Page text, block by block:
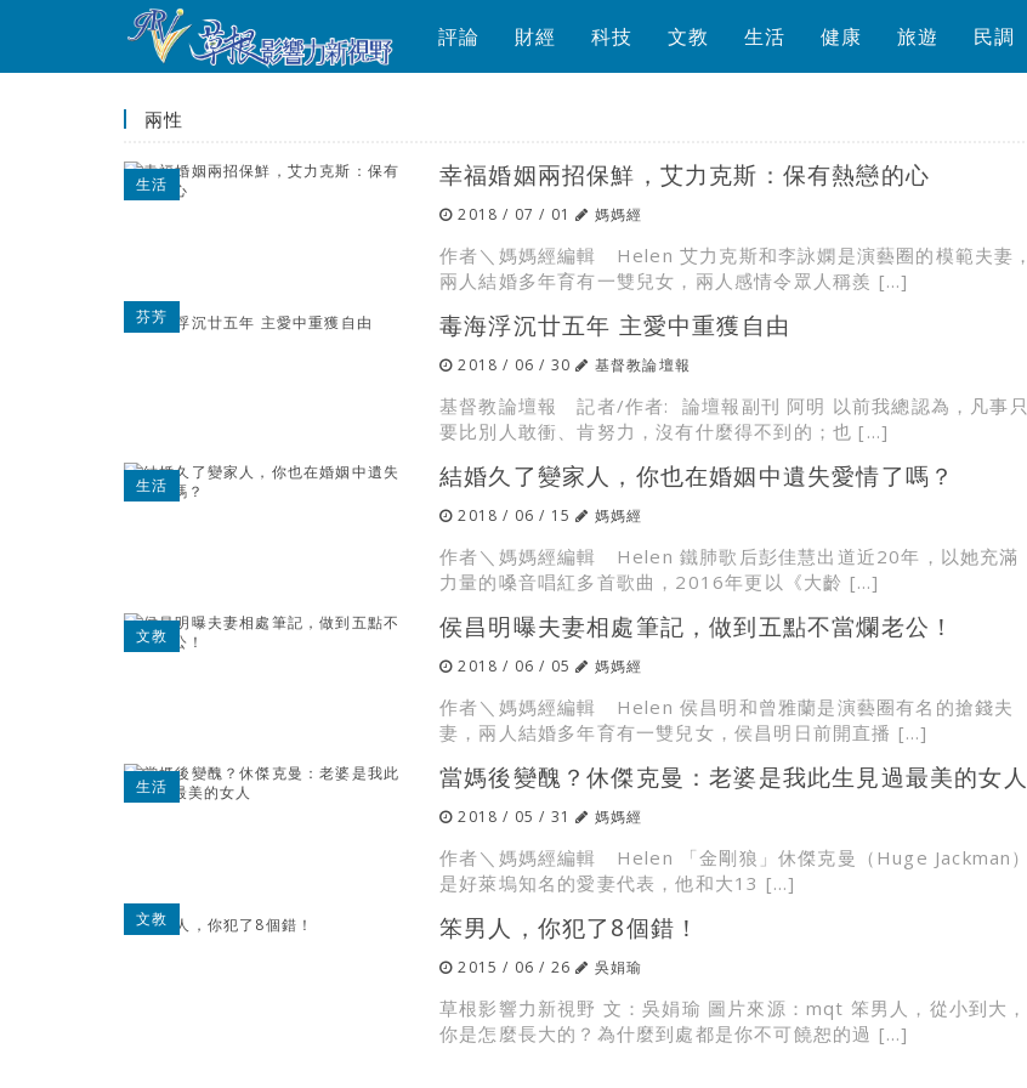
評論 財經 科技 文教 生活 健康 旅遊 民調
兩性
生活 幸福婚姻兩招保鮮，艾力克斯：保有熱戀的心
2018 / 07 / 01 媽媽經
作者＼媽媽經編輯 Helen 艾力克斯和李詠嫻是演藝圈的模範夫妻，
兩人結婚多年育有一雙兒女，兩人感情令眾人稱羨 […]
芬芳 毒海浮沉廿五年 主愛中重獲自由
2018 / 06 / 30 基督教論壇報
基督教論壇報 記者/作者: 論壇報副刊 阿明 以前我總認為，凡事只
要比別人敢衝、肯努力，沒有什麼得不到的；也 […]
生活 結婚久了變家人，你也在婚姻中遺失愛情了嗎？
2018 / 06 / 15 媽媽經
作者＼媽媽經編輯 Helen 鐵肺歌后彭佳慧出道近20年，以她充滿
力量的嗓音唱紅多首歌曲，2016年更以《大齡 […]
文教 侯昌明曝夫妻相處筆記，做到五點不當爛老公！
2018 / 06 / 05 媽媽經
作者＼媽媽經編輯 Helen 侯昌明和曾雅蘭是演藝圈有名的搶錢夫
妻，兩人結婚多年育有一雙兒女，侯昌明日前開直播 […]
生活 當媽後變醜？休傑克曼：老婆是我此生見過最美的女人
2018 / 05 / 31 媽媽經
作者＼媽媽經編輯 Helen 「金剛狼」休傑克曼（Huge Jackman）
是好萊塢知名的愛妻代表，他和大13 […]
文教 笨男人，你犯了8個錯！
2015 / 06 / 26 吳娟瑜
草根影響力新視野 文：吳娟瑜 圖片來源：mqt 笨男人，從小到大，
你是怎麼長大的？為什麼到處都是你不可饒恕的過 […]